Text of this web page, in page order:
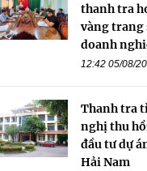
thanh tra
vàng trang
doanh
12:42 05/08/
Thanh tra
nghị thu
đầu tư dự
Hải Nam